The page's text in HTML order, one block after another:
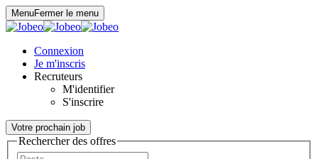
MenuFermer le menu
Connexion
Je m'inscris
Recruteurs
M'identifier
S'inscrire
Votre prochain job
Rechercher des offres
Panneau de gestion des cookies